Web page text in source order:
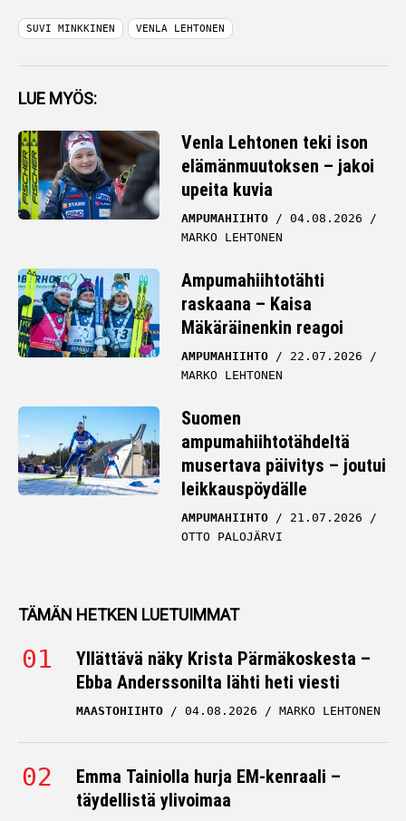
SUVI MINKKINEN VENLA LEHTONEN
LUE MYÖS:
Venla Lehtonen teki ison
elämänmuutoksen – jakoi
upeita kuvia
AMPUMAHIIHTO
04.08.2026
MARKO LEHTONEN
Ampumahiihtotähti
raskaana – Kaisa
Mäkäräinenkin reagoi
AMPUMAHIIHTO
22.07.2026
MARKO LEHTONEN
Suomen
ampumahiihtotähdeltä
musertava päivitys – joutui
leikkauspöydälle
AMPUMAHIIHTO
21.07.2026
OTTO PALOJÄRVI
TÄMÄN HETKEN LUETUIMMAT
Yllättävä näky Krista Pärmäkoskesta –
Ebba Anderssonilta lähti heti viesti
MAASTOHIIHTO 04.08.2026 MARKO LEHTONEN
Emma Tainiolla hurja EM-kenraali –
täydellistä ylivoimaa